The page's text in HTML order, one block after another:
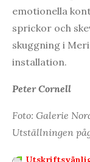
emotionella
sprickor och
skuggning i
installation.
Peter Cornell
Foto: Galerie
Utställningen